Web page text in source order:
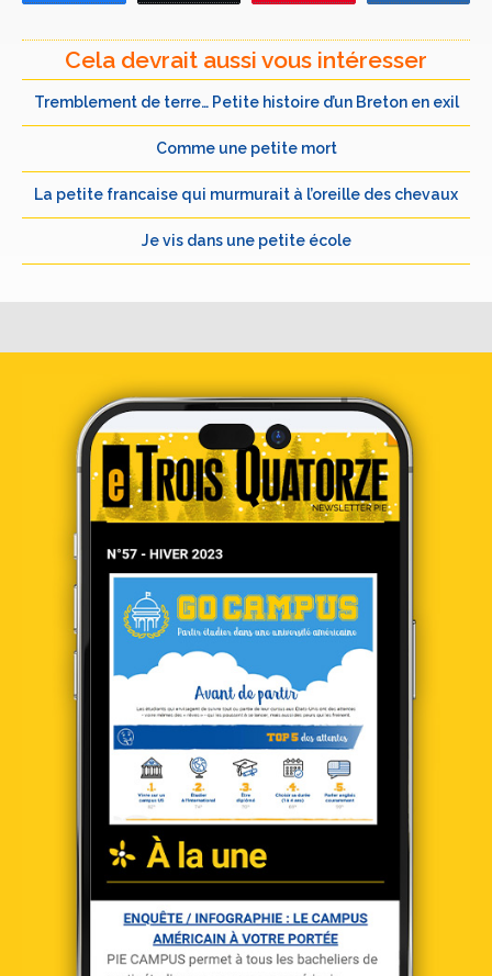
Cela devrait aussi vous intéresser
Tremblement de terre… Petite histoire d’un Breton en exil
Comme une petite mort
La petite francaise qui murmurait à l’oreille des chevaux
Je vis dans une petite école